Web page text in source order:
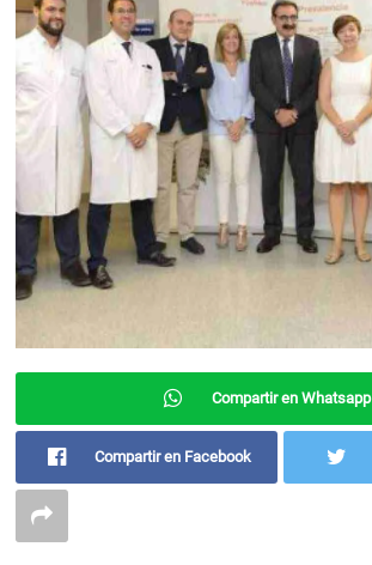
Compartir en Whatsapp
Compartir en Facebook